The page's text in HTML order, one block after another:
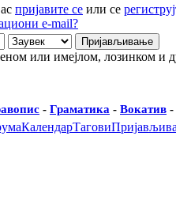
пријавите се или се
e-mail?
или имејлом, лозинком и
- Граматика - Вокатив -
КалендарТагови